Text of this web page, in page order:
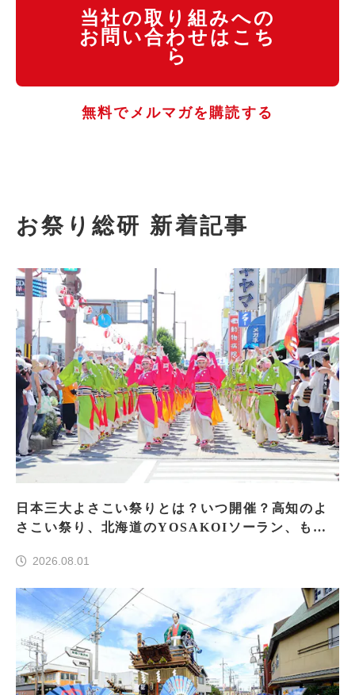
当社の取り組みへの
お問い合わせはこち
ら
無料でメルマガを購読する
お祭り総研 新着記事
日本三大よさこい祭りとは？いつ開催？高知のよ
さこい祭り、北海道のYOSAKOIソーラン、もう
2026.08.01